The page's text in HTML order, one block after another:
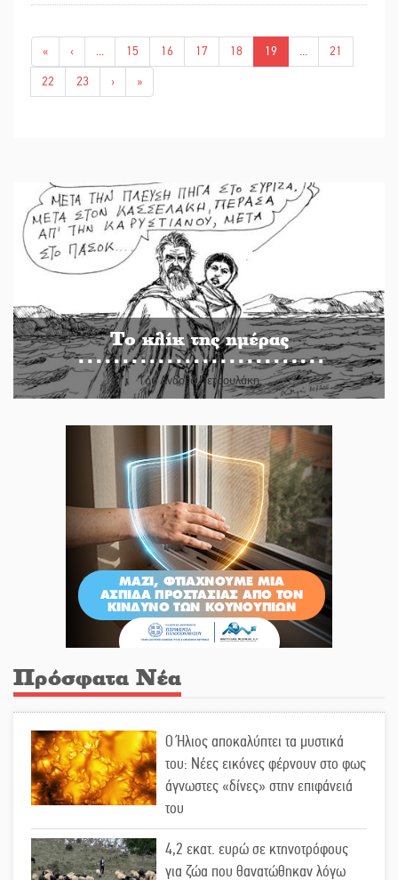
« ‹ ... 15 16 17 18 19 ...
21
22
23 › »
Το κλίκ της ημέρας
Του Ανδρέα Πετρουλάκη
Πρόσφατα Νέα
Ο Ήλιος αποκαλύπτει τα μυστικά
του: Νέες εικόνες φέρνουν στο φως
άγνωστες «δίνες» στην επιφάνειά
του
4,2 εκατ. ευρώ σε κτηνοτρόφους
για ζώα που θανατώθηκαν λόγω